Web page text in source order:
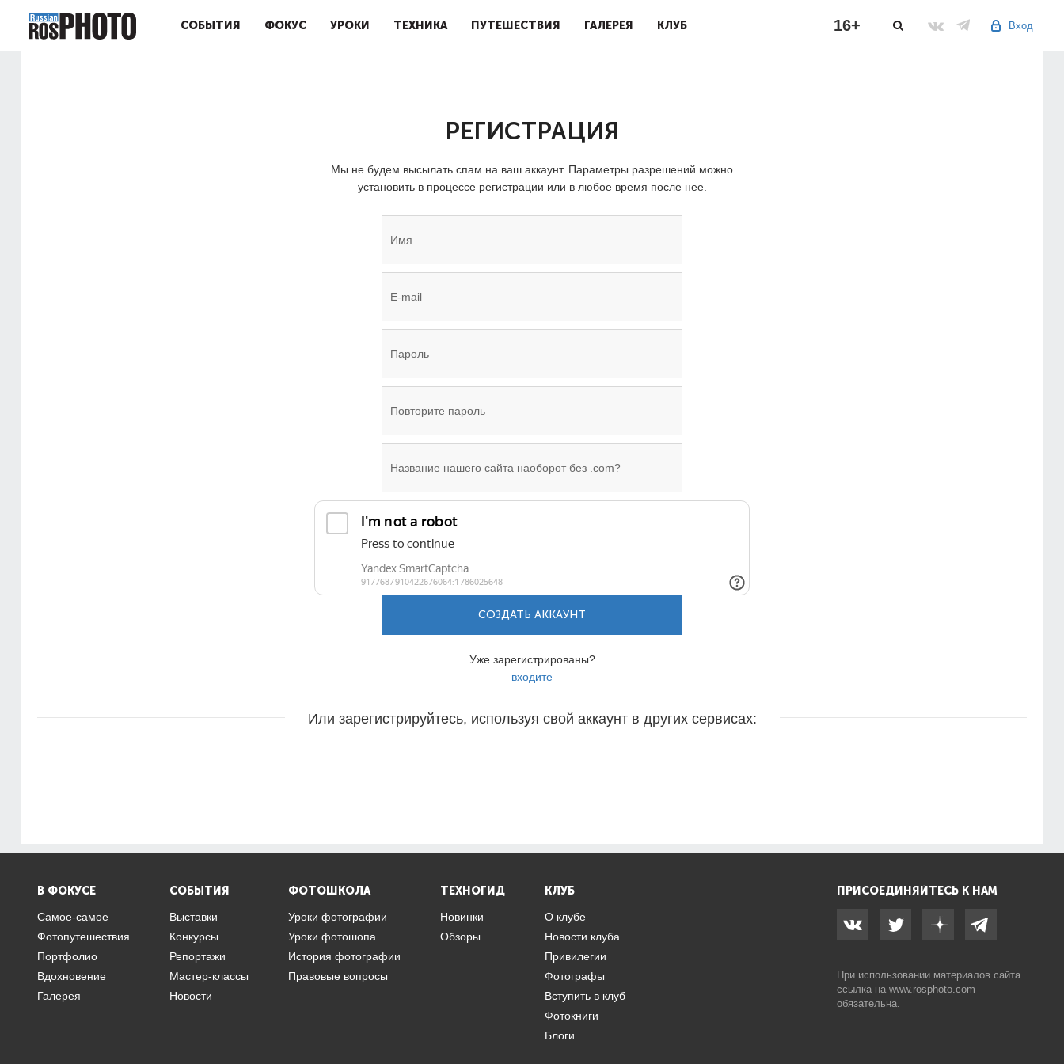
СОБЫТИЯ ФОКУС УРОКИ ТЕХНИКА ПУТЕШЕСТВИЯ ГАЛЕРЕЯ КЛУБ Вход
16+
РЕГИСТРАЦИЯ
Мы не будем высылать спам на ваш аккаунт. Параметры разрешений можно
установить в процессе регистрации или в любое время после нее.
СОЗДАТЬ АККАУНТ
Уже зарегистрированы?
входите
Или зарегистрируйтесь, используя свой аккаунт в других сервисах:
В ФОКУСЕ
Самое-самое
Фотопутешествия
Портфолио
Вдохновение
Галерея
СОБЫТИЯ
Выставки
Конкурсы
Репортажи
Мастер-классы
Новости
ФОТОШКОЛА
Уроки фотографии
Уроки фотошопа
История фотографии
Правовые вопросы
ТЕХНОГИД
Новинки
Обзоры
КЛУБ
О клубе
Новости клуба
Привилегии
Фотографы
Вступить в клуб
Фотокниги
Блоги
ПРИСОЕДИНЯЙТЕСЬ К НАМ
При использовании материалов сайта
ссылка на www.rosphoto.com
обязательна.